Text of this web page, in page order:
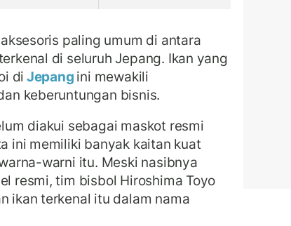
paling umum di antara
di seluruh Jepang. Ikan yang
di Jepang ini mewakili
keberuntungan bisnis.
diakui sebagai maskot resmi
ini memiliki banyak kaitan kuat
warni itu. Meski nasibnya
resmi, tim bisbol Hiroshima Toyo
ikan terkenal itu dalam nama